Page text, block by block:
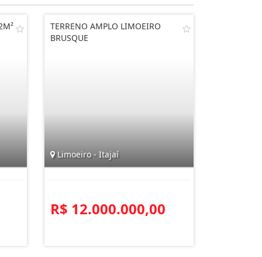
TERRENO AMPLO LIMOEIRO
BRUSQUE
Limoeiro - Itajaí
R$ 12.000.000,00